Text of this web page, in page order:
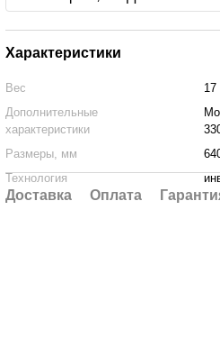
Характеристики
Вес
17
Дополнительные
характеристики
Размеры, мм
Технология
Доставка Оплата